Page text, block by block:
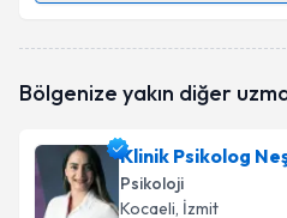
oluşturun. Size bu
E-posta Adresiniz
Bölgenize yakın diğer
Klinik Psikolog
Psikoloji
Kocaeli, İzmit